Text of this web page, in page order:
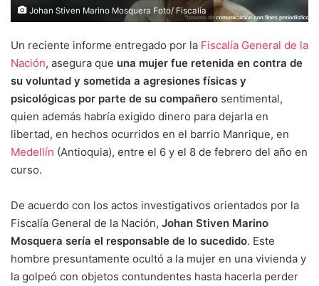
Johan Stiven Marino Mosquera Foto/ Fiscalía
Un reciente informe entregado por la Fiscalía General de la
Nación, asegura que una mujer fue retenida en contra de
su voluntad y sometida a agresiones físicas y
psicológicas por parte de su compañero sentimental,
quien además habría exigido dinero para dejarla en
libertad, en hechos ocurridos en el barrio Manrique, en
Medellín (Antioquia), entre el 6 y el 8 de febrero del año en
curso.
De acuerdo con los actos investigativos orientados por la
Fiscalía General de la Nación, Johan Stiven Marino
Mosquera sería el responsable de lo sucedido. Este
hombre presuntamente ocultó a la mujer en una vivienda y
la golpeó con objetos contundentes hasta hacerla perder